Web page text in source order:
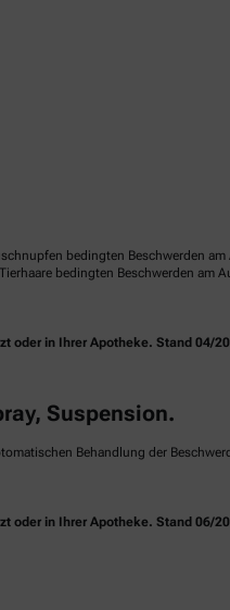
bedingten Beschwerden
bedingten Beschwerden am
oder in Ihrer Apotheke. Stand 04/
Suspension.
Behandlung der
oder in Ihrer Apotheke. Stand 06/